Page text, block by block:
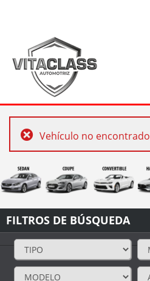
Vehículo no encontrado
FILTROS DE BÚSQUEDA